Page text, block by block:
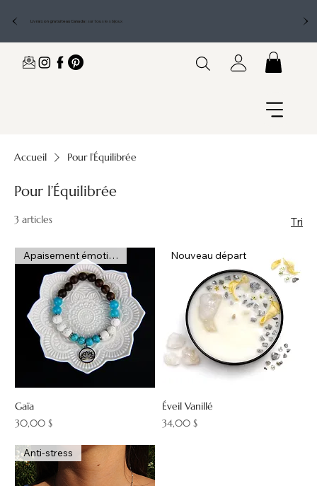
Livraison gratuite au Canada| sur tous les bijoux
Accueil Pour l’Équilibrée
Pour l’Équilibrée
3 articles Tri
Apaisement émotionnel
Gaïa
Prix
30,00 $
Nouveau départ
Éveil Vanillé
Prix
34,00 $
Anti-stress